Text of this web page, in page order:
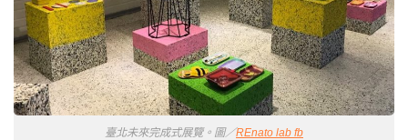
臺北未來完成式展覽。圖／REnato lab fb